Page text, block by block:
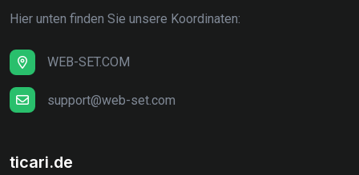
Hier unten finden Sie unsere Koordinaten:
WEB-SET.COM
support@web-set.com
ticari.de